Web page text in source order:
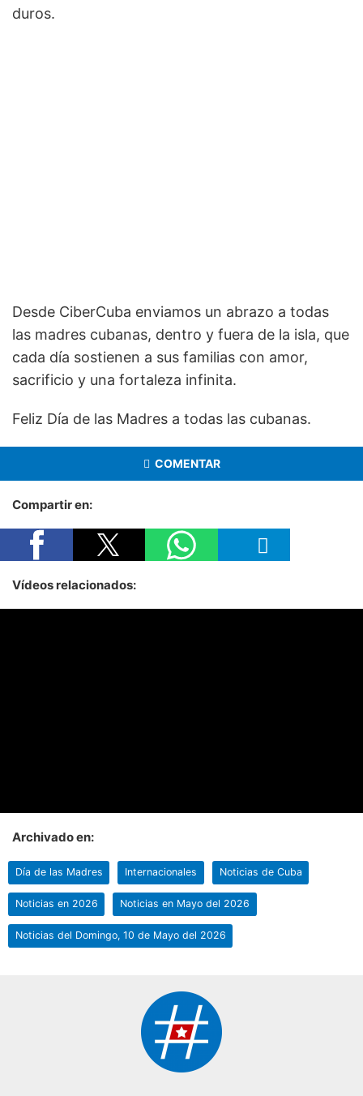
duros.
Desde CiberCuba enviamos un abrazo a todas
las madres cubanas, dentro y fuera de la isla, que
cada día sostienen a sus familias con amor,
sacrificio y una fortaleza infinita.
Feliz Día de las Madres a todas las cubanas.
COMENTAR
Compartir en:
Vídeos relacionados:
Archivado en:
Día de las Madres Internacionales Noticias de Cuba
Noticias en 2026 Noticias en Mayo del 2026
Noticias del Domingo, 10 de Mayo del 2026